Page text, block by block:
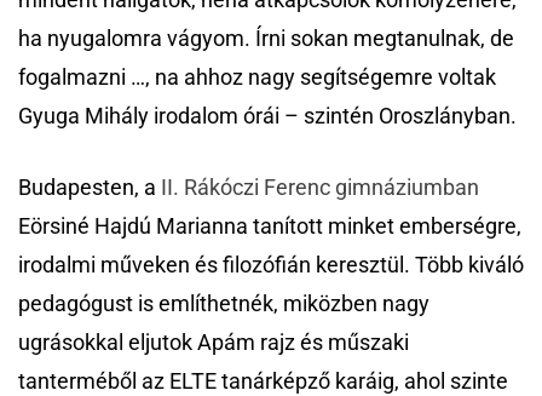
ha nyugalomra vágyom. Írni sokan megtanulnak, de
fogalmazni …, na ahhoz nagy segítségemre voltak
Gyuga Mihály irodalom órái – szintén Oroszlányban.
Budapesten, a II. Rákóczi Ferenc gimnáziumban
Eörsiné Hajdú Marianna tanított minket emberségre,
irodalmi műveken és filozófián keresztül. Több kiváló
pedagógust is említhetnék, miközben nagy
ugrásokkal eljutok Apám rajz és műszaki
tanterméből az ELTE tanárképző karáig, ahol szinte